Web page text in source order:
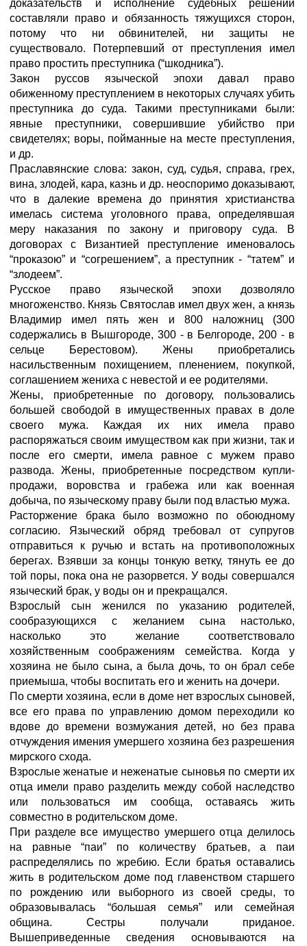
доказательств и исполнение судебных решений
составляли право и обязанность тяжущихся сторон,
потому что ни обвинителей, ни защиты не
существовало. Потерпевший от преступления имел
право простить преступника (“шкодника”).
Закон руссов языческой эпохи давал право
обиженному преступлением в некоторых случаях убить
преступника до суда. Такими преступниками были:
явные преступники, совершившие убийство при
свидетелях; воры, пойманные на месте преступления,
и др.
Праславянские слова: закон, суд, судья, справа, грех,
вина, злодей, кара, казнь и др. неоспоримо доказывают,
что в далекие времена до принятия христианства
имелась система уголовного права, определявшая
меру наказания по закону и приговору суда. В
договорах с Византией преступление именовалось
“проказою” и “согрешением”, а преступник - “татем” и
“злодеем”.
Русское право языческой эпохи дозволяло
многоженство. Князь Святослав имел двух жен, а князь
Владимир имел пять жен и 800 наложниц (300
содержались в Вышгороде, 300 - в Белгороде, 200 - в
сельце Берестовом). Жены приобретались
насильственным похищением, пленением, покупкой,
соглашением жениха с невестой и ее родителями.
Жены, приобретенные по договору, пользовались
большей свободой в имущественных правах в доле
своего мужа. Каждая их них имела право
распоряжаться своим имуществом как при жизни, так и
после его смерти, имела равное с мужем право
развода. Жены, приобретенные посредством купли-
продажи, воровства и грабежа или как военная
добыча, по языческому праву были под властью мужа.
Расторжение брака было возможно по обоюдному
согласию. Языческий обряд требовал от супругов
отправиться к ручью и встать на противоположных
берегах. Взявши за концы тонкую ветку, тянуть ее до
той поры, пока она не разорвется. У воды совершался
языческий брак, у воды он и прекращался.
Взрослый сын женился по указанию родителей,
сообразующихся с желанием сына настолько,
насколько это желание соответствовало
хозяйственным соображениям семейства. Когда у
хозяина не было сына, а была дочь, то он брал себе
приемыша, чтобы воспитать его и женить на дочери.
По смерти хозяина, если в доме нет взрослых сыновей,
все его права по управлению домом переходили ко
вдове до времени возмужания детей, но без права
отчуждения имения умершего хозяина без разрешения
мирского схода.
Взрослые женатые и неженатые сыновья по смерти их
отца имели право разделить между собой наследство
или пользоваться им сообща, оставаясь жить
совместно в родительском доме.
При разделе все имущество умершего отца делилось
на равные “паи” по количеству братьев, а паи
распределялись по жребию. Если братья оставались
жить в родительском доме под главенством старшего
по рождению или выборного из своей среды, то
образовывалась “большая семья” или семейная
община. Сестры получали приданое.
Вышеприведенные сведения основываются на